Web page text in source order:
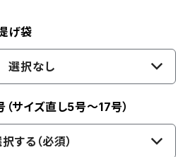
げ袋
選択なし
サイズ直し5号～17号）
する（必須）